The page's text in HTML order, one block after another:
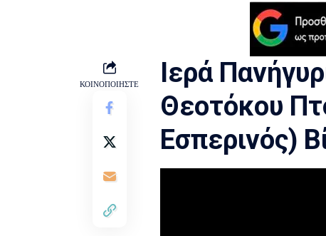
ΚΟΙΝΟΠΟΙΗΣΤΕ
Ιερά
Θεοτόκου
Εσπερινός)